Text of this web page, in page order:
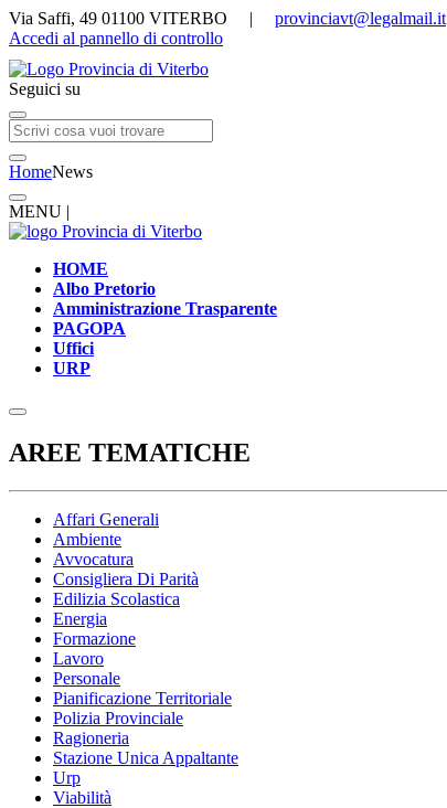
Via Saffi, 49 01100 VITERBO | provinciavt@legalmail.it
Accedi al pannello di controllo
Seguici su
HomeNews
MENU |
HOME
Albo Pretorio
Amministrazione Trasparente
PAGOPA
Uffici
URP
AREE TEMATICHE
Affari Generali
Ambiente
Avvocatura
Consigliera Di Parità
Edilizia Scolastica
Energia
Formazione
Lavoro
Personale
Pianificazione Territoriale
Polizia Provinciale
Ragioneria
Stazione Unica Appaltante
Urp
Viabilità